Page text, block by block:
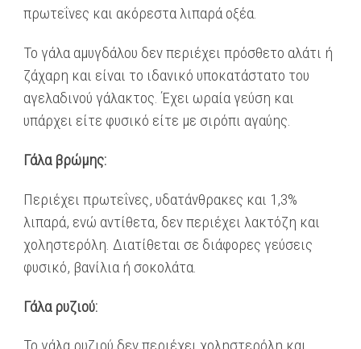
πρωτεΐνες και ακόρεστα λιπαρά οξέα.
Το γάλα αμυγδάλου δεν περιέχει πρόσθετο αλάτι ή
ζάχαρη και είναι το ιδανικό υποκατάστατο του
αγελαδινού γάλακτος. Έχει ωραία γεύση και
υπάρχει είτε φυσικό είτε με σιρόπι αγαύης.
Γάλα βρώμης:
Περιέχει πρωτεΐνες, υδατάνθρακες και 1,3%
λιπαρά, ενώ αντίθετα, δεν περιέχει λακτόζη και
χοληστερόλη. Διατίθεται σε διάφορες γεύσεις
φυσικό, βανίλια ή σοκολάτα.
Γάλα ρυζιού: